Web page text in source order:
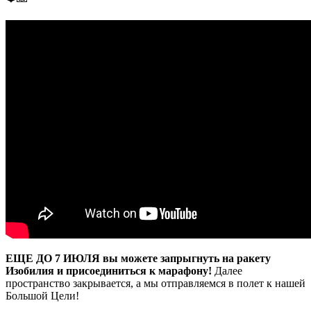
ЕЩЕ ДО 7 ИЮЛЯ вы можете запрыгнуть на ракету
Изобилия и присоединиться к марафону! Далее
пространство закрывается, а мы отправляемся в полет к нашей
Большой Цели!